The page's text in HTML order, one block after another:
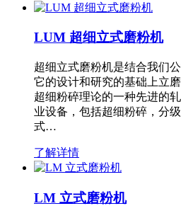
LUM 超细立式磨粉机
超细立式磨粉机是结合我们
它的设计和研究的基础上立
超细粉碎理论的一种先进的
业设备，包括超细粉碎，分
式…
了解详情
LM 立式磨粉机